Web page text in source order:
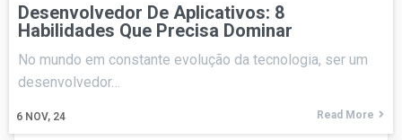
Desenvolvedor De Aplicativos: 8
Habilidades Que Precisa Dominar
6 NOV, 24
No mundo em constante evolução da tecnologia, ser um
desenvolvedor…
Read More